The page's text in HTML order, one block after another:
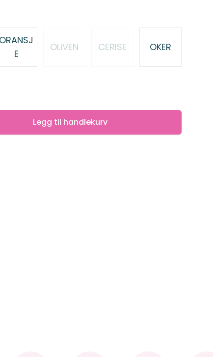
ORANSJ
E
OLIVEN CERISE OKER
Legg til handlekurv